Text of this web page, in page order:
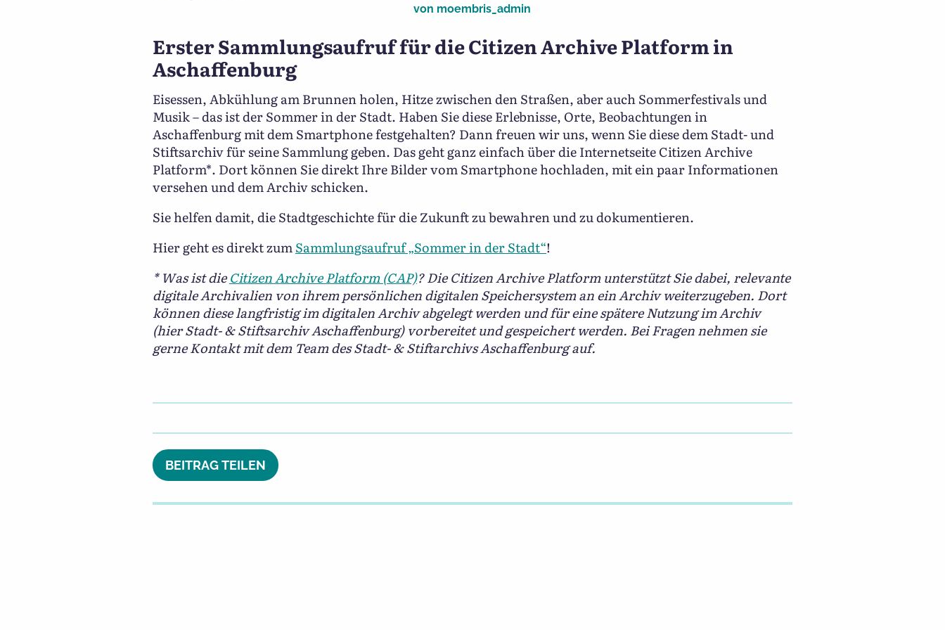
von moembris_admin
Erster Sammlungsaufruf für die Citizen Archive Platform in
Aschaffenburg
Eisessen, Abkühlung am Brunnen holen, Hitze zwischen den Straßen, aber auch Sommerfestivals und
Musik – das ist der Sommer in der Stadt. Haben Sie diese Erlebnisse, Orte, Beobachtungen in
Aschaffenburg mit dem Smartphone festgehalten? Dann freuen wir uns, wenn Sie diese dem Stadt- und
Stiftsarchiv für seine Sammlung geben. Das geht ganz einfach über die Internetseite Citizen Archive
Platform*. Dort können Sie direkt Ihre Bilder vom Smartphone hochladen, mit ein paar Informationen
versehen und dem Archiv schicken.
Sie helfen damit, die Stadtgeschichte für die Zukunft zu bewahren und zu dokumentieren.
Hier geht es direkt zumSammlungsaufruf „Sommer in der Stadt“!
* Was ist dieCitizen Archive Platform (CAP)? Die Citizen Archive Platform unterstützt Sie dabei, relevante
digitale Archivalien von ihrem persönlichen digitalen Speichersystem an ein Archiv weiterzugeben. Dort
können diese langfristig im digitalen Archiv abgelegt werden und für eine spätere Nutzung im Archiv
(hier Stadt- & Stiftsarchiv Aschaffenburg) vorbereitet und gespeichert werden. Bei Fragen nehmen sie
gerne Kontakt mit dem Team des Stadt- & Stiftarchivs Aschaffenburg auf.
BEITRAG TEILEN